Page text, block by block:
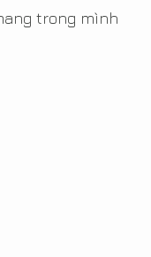
trong mình